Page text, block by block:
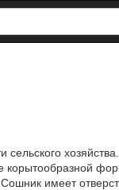
сельского
корытообразной
имеет